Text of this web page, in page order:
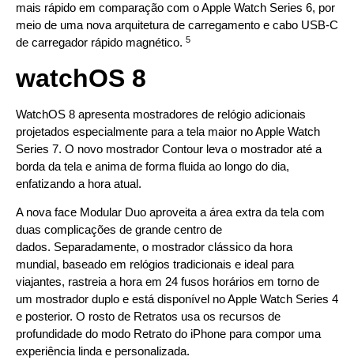
mais rápido em comparação com o Apple Watch Series 6, por
meio de uma nova arquitetura de carregamento e cabo USB-C
de carregador rápido magnético. 5
watchOS 8
WatchOS 8 apresenta mostradores de relógio adicionais
projetados especialmente para a tela maior no Apple Watch
Series 7. O novo mostrador Contour leva o mostrador até a
borda da tela e anima de forma fluida ao longo do dia,
enfatizando a hora atual.
A nova face Modular Duo aproveita a área extra da tela com
duas complicações de grande centro de
dados. Separadamente, o mostrador clássico da hora
mundial, baseado em relógios tradicionais e ideal para
viajantes, rastreia a hora em 24 fusos horários em torno de
um mostrador duplo e está disponível no Apple Watch Series 4
e posterior. O rosto de Retratos usa os recursos de
profundidade do modo Retrato do iPhone para compor uma
experiência linda e personalizada.